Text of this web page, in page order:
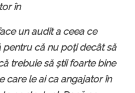
în
un audit a ceea ce
că nu poți decât să
trebuie să știi foarte bine
care le ai ca angajator în